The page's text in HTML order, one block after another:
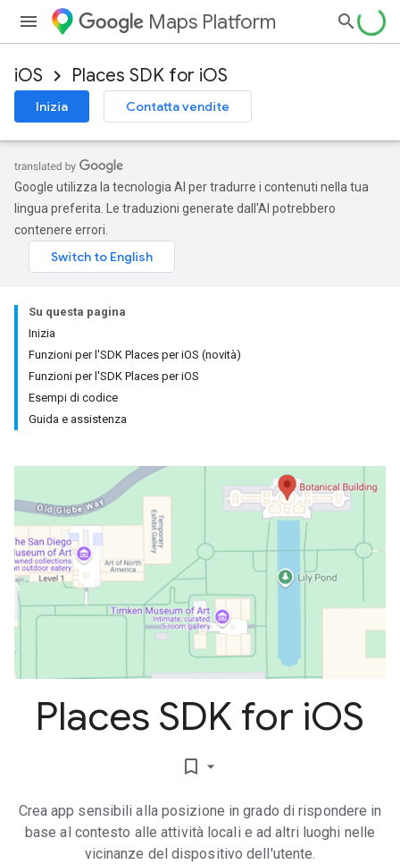
Maps Platform
iOS Places SDK for iOS
Inizia Contatta vendite
Google utilizza la tecnologia AI per tradurre i contenuti nella tua
lingua preferita. Le traduzioni generate dall'AI potrebbero
contenere errori.
Su questa pagina
Inizia
Funzioni per l'SDK Places per iOS (novità)
Funzioni per l'SDK Places per iOS
Esempi di codice
Guida e assistenza
Places SDK for iOS
bookmark_border
Crea app sensibili alla posizione in grado di rispondere in
base al contesto alle attività locali e ad altri luoghi nelle
vicinanze del dispositivo dell'utente.